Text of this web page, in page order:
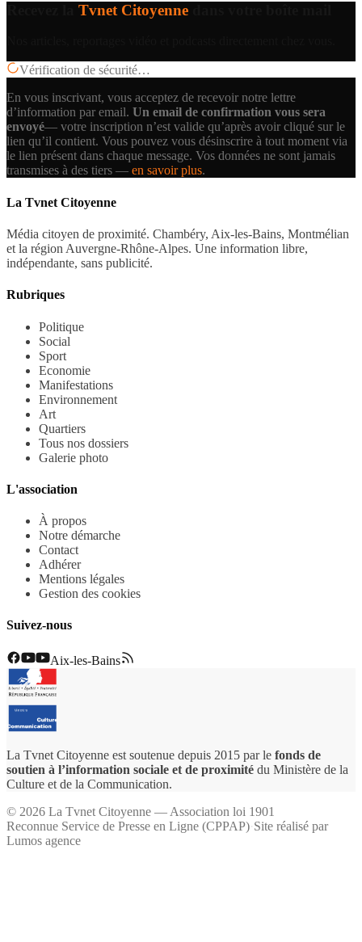
Tvnet Citoyenne
Vérification de sécurité…
En vous inscrivant, vous acceptez de recevoir notre lettre
d’information par email. Un email de confirmation vous sera
envoyé— votre inscription n’est valide qu’après avoir cliqué sur le
lien qu’il contient. Vous pouvez vous désinscrire à tout moment via
le lien présent dans chaque message. Vos données ne sont jamais
transmises à des tiers — en savoir plus.
La Tvnet Citoyenne
Média citoyen de proximité. Chambéry, Aix-les-Bains, Montmélian
et la région Auvergne-Rhône-Alpes. Une information libre,
indépendante, sans publicité.
Rubriques
Politique
Social
Sport
Economie
Manifestations
Environnement
Art
Quartiers
Tous nos dossiers
Galerie photo
L'association
À propos
Notre démarche
Contact
Adhérer
Mentions légales
Gestion des cookies
Suivez-nous
Aix-les-Bains
La Tvnet Citoyenne est soutenue depuis 2015 par le fonds de
soutien à l’information sociale et de proximité du Ministère de la
Culture et de la Communication.
© 2026 La Tvnet Citoyenne — Association loi 1901
Reconnue Service de Presse en Ligne (CPPAP)·Site réalisé par
Lumos agence